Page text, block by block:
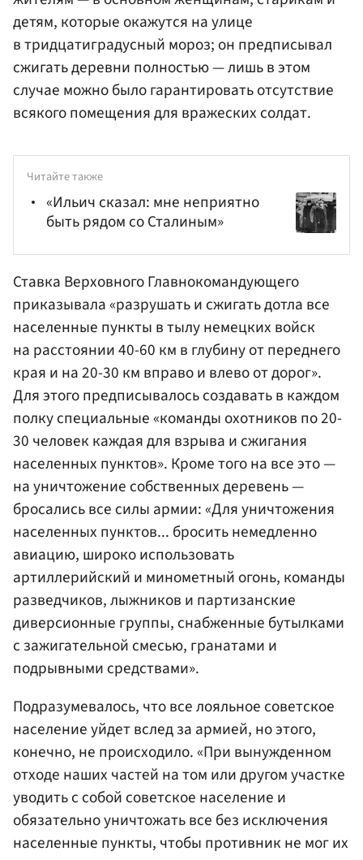
детям, которые окажутся на улице
в тридцатиградусный мороз; он предписывал
сжигать деревни полностью — лишь в этом
случае можно было гарантировать отсутствие
всякого помещения для вражеских солдат.
Читайте также
«Ильич сказал: мне неприятно
быть рядом со Сталиным»
Ставка Верховного Главнокомандующего
приказывала «разрушать и сжигать дотла все
населенные пункты в тылу немецких войск
на расстоянии 40-60 км в глубину от переднего
края и на 20-30 км вправо и влево от дорог».
Для этого предписывалось создавать в каждом
полку специальные «команды охотников по 20-
30 человек каждая для взрыва и сжигания
населенных пунктов». Кроме того на все это —
на уничтожение собственных деревень —
бросались все силы армии: «Для уничтожения
населенных пунктов... бросить немедленно
авиацию, широко использовать
артиллерийский и минометный огонь, команды
разведчиков, лыжников и партизанские
диверсионные группы, снабженные бутылками
с зажигательной смесью, гранатами и
подрывными средствами».
Подразумевалось, что все лояльное советское
население уйдет вслед за армией, но этого,
конечно, не происходило. «При вынужденном
отходе наших частей на том или другом участке
уводить с собой советское население и
обязательно уничтожать все без исключения
населенные пункты, чтобы противник не мог их